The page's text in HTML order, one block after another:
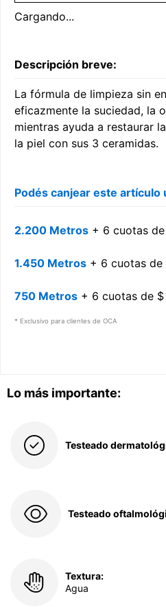
Lo más importante:
Testeado
Testeado
Textura:
Agua
Cargando...
Descripción breve:
La fórmula de limpieza sin
eficazmente la suciedad, la
mientras ayuda a restaurar
la piel con sus 3 ceramidas.
Podés canjear este
2.200 Metros + 6 cuotas
1.450 Metros + 6 cuotas de
750 Metros + 6 cuotas de
* Exclusivo para clientes de OCA